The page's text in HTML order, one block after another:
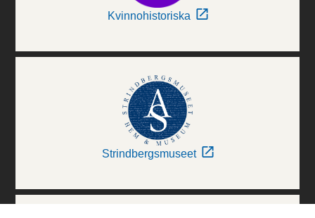
Kvinnohistoriska
Strindbergsmuseet